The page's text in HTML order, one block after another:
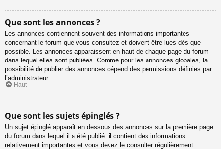
Que sont les annonces ?
Les annonces contiennent souvent des informations importantes
concernant le forum que vous consultez et doivent être lues dès que
possible. Les annonces apparaissent en haut de chaque page du forum
dans lequel elles sont publiées. Comme pour les annonces globales, la
possibilité de publier des annonces dépend des permissions définies par
l’administrateur.
Haut
Que sont les sujets épinglés ?
Un sujet épinglé apparaît en dessous des annonces sur la première page
du forum dans lequel il a été publié. il contient des informations
relativement importantes et vous devez le consulter régulièrement.